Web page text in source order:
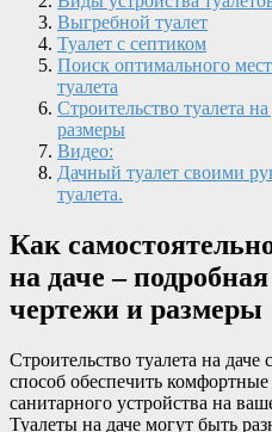
Выгребной туалет
Туалет с септиком
Поиск оптимального
туалета
Строительство туалета
размеры
Видео:
Дачный туалет своими
туалета.
Как
на даче –
чертежи и размеры
Строительство туалета на
способ обеспечить
санитарного устройства на
Туалеты на даче могут быть